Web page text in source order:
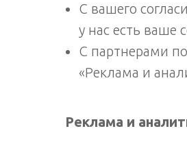
С вашего
у нас есть ваше
С партнерами
«Реклама и
Реклама и